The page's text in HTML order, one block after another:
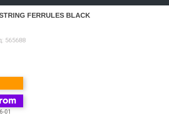
FERRULES BLACK
565688
01